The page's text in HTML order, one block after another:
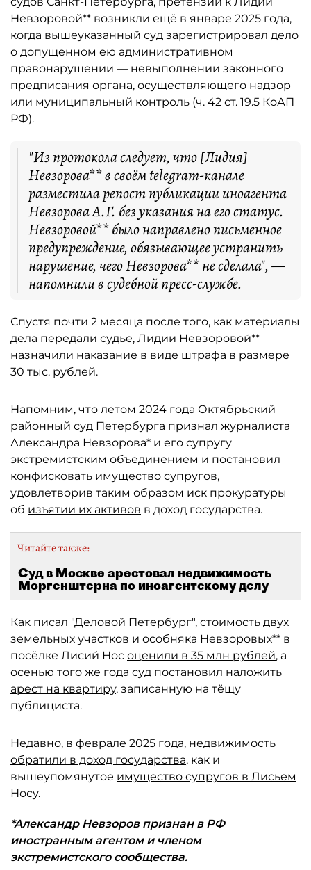
Невзоровой** возникли ещё в январе 2025 года,
когда вышеуказанный суд зарегистрировал дело
о допущенном ею административном
правонарушении — невыполнении законного
предписания органа, осуществляющего надзор
или муниципальный контроль (ч. 42 ст. 19.5 КоАП
РФ).
"Из протокола следует, что [Лидия]
Невзорова** в своём telegram-канале
разместила репост публикации иноагента
Невзорова А.Г. без указания на его статус.
Невзоровой** было направлено письменное
предупреждение, обязывающее устранить
нарушение, чего Невзорова** не сделала", —
напомнили в судебной пресс-службе.
Спустя почти 2 месяца после того, как материалы
дела передали судье, Лидии Невзоровой**
назначили наказание в виде штрафа в размере
30 тыс. рублей.
Напомним, что летом 2024 года Октябрьский
районный суд Петербурга признал журналиста
Александра Невзорова* и его супругу
экстремистским объединением и постановил
конфисковать имущество супругов,
удовлетворив таким образом иск прокуратуры
об изъятии их активов в доход государства.
Читайте также:
Суд в Москве арестовал недвижимость
Моргенштерна по иноагентскому делу
Как писал "Деловой Петербург", стоимость двух
земельных участков и особняка Невзоровых** в
посёлке Лисий Нос оценили в 35 млн рублей, а
осенью того же года суд постановил наложить
арест на квартиру, записанную на тёщу
публициста.
Недавно, в феврале 2025 года, недвижимость
обратили в доход государства, как и
вышеупомянутое имущество супругов в Лисьем
Носу.
*Александр Невзоров признан в РФ
иностранным агентом и членом
экстремистского сообщества.